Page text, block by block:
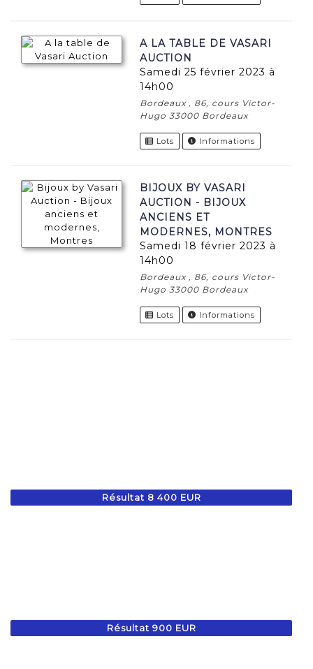
A LA TABLE DE VASARI
AUCTION
samedi 25 février 2023 à
14h00
Bordeaux , 86, cours Victor-
Hugo 33000 Bordeaux
Lots Informations
BIJOUX BY VASARI
AUCTION - BIJOUX
ANCIENS ET
MODERNES, MONTRES
samedi 18 février 2023 à
14h00
Bordeaux , 86, cours Victor-
Hugo 33000 Bordeaux
Lots Informations
Résultat 8 400 EUR
Résultat 900 EUR